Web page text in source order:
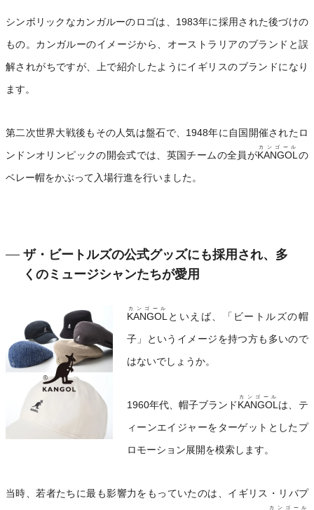
シンボリックなカンガルーのロゴは、1983年に採用された後づけの
もの。カンガルーのイメージから、オーストラリアのブランドと誤
解されがちですが、上で紹介したようにイギリスのブランドになり
ます。
第二次世界大戦後もその人気は盤石で、1948年に自国開催されたロ
ンドンオリンピックの開会式では、英国チームの全員がKANGOL
カンゴール
の
ベレー帽をかぶって入場行進を行いました。
ザ・ビートルズの公式グッズにも採用され、多
くのミュージシャンたちが愛用
KANGOL
カンゴール
といえば、「ビートルズの帽
子」というイメージを持つ方も多いので
はないでしょうか。
1960年代、帽子ブランドKANGOL
カンゴール
は、テ
ィーンエイジャーをターゲットとしたプ
ロモーション展開を模索します。
当時、若者たちに最も影響力をもっていたのは、イギリス・リバプ
カンゴール